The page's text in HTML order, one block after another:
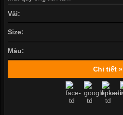
Vải:
Size:
Màu:
Chi tiết »